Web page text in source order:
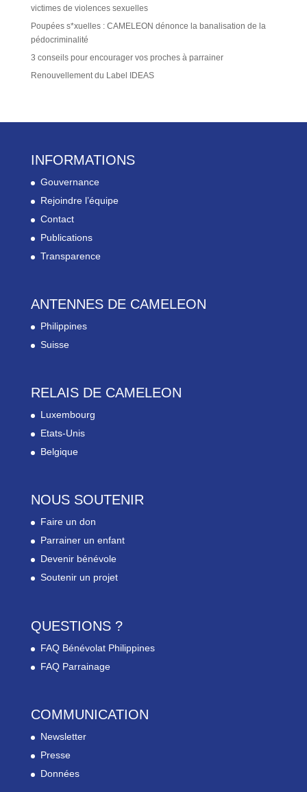
victimes de violences sexuelles
Poupées s*xuelles : CAMELEON dénonce la banalisation de la
pédocriminalité
3 conseils pour encourager vos proches à parrainer
Renouvellement du Label IDEAS
INFORMATIONS
Gouvernance
Rejoindre l’équipe
Contact
Publications
Transparence
ANTENNES DE CAMELEON
Philippines
Suisse
RELAIS DE CAMELEON
Luxembourg
Etats-Unis
Belgique
NOUS SOUTENIR
Faire un don
Parrainer un enfant
Devenir bénévole
Soutenir un projet
QUESTIONS ?
FAQ Bénévolat Philippines
FAQ Parrainage
COMMUNICATION
Newsletter
Presse
Données